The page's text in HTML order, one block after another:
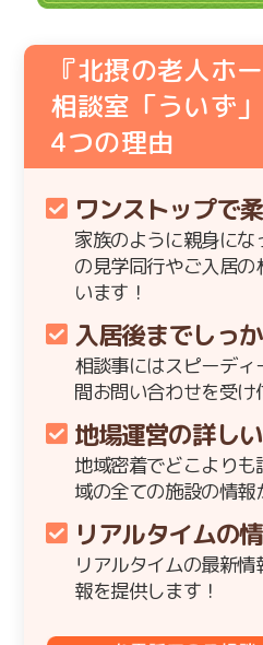
『北摂の老人ホ
相談室「ういず
4つの理由
ワンストップで
家族のように親身に
の見学同行やご入居
います！
入居後までしっ
相談事にはスピーデ
間お問い合わせを受け
地場運営の詳し
地域密着でどこより
域の全ての施設の情報
リアルタイムの
リアルタイムの最新
報を提供します！